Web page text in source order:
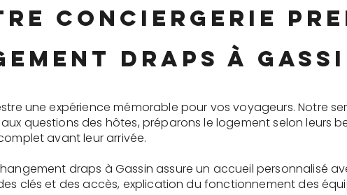
conciergerie
draps à
une expérience mémorable pour vos voyageurs. Notre
questions des hôtes, préparons le logement selon leurs
avant leur arrivée.
draps à Gassin assure un accueil personnalisé
clés et des accès, explication du fonctionnement des